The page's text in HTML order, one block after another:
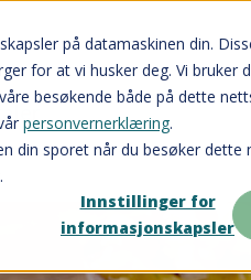
på datamaskinen din.
for at vi husker deg. Vi
besøkende både på dette
personvernerklæring.
din sporet når du besøker
Innstillinger for
informasjonskapsler